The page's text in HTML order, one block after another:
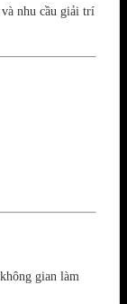
nhu cầu giải trí
gian làm